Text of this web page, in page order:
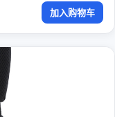
加入购物车